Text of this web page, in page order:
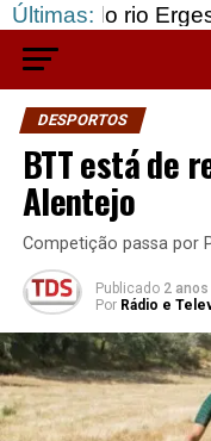
Últimas:
Erges
DESPORTOS
BTT está de
Alentejo
Competição passa por
Publicado 2
Por Rádio e